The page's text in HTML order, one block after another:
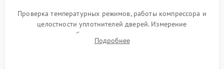
Проверка температурных режимов, работы компрессора и
целостности уплотнителей дверей. Измерение
сопротивления обмоток мотора, проверка термостата и
считывание кодов ошибок с электронного дисплея.
Подробнее